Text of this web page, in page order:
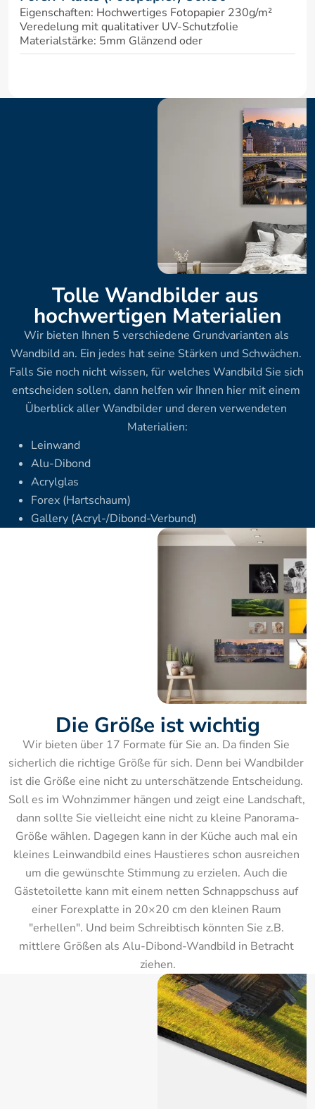
Eigenschaften: Hochwertiges Fotopapier 230g/m²
Veredelung mit qualitativer UV-Schutzfolie
Materialstärke: 5mm Glänzend oder
Tolle Wandbilder aus
hochwertigen Materialien
Wir bieten Ihnen 5 verschiedene Grundvarianten als
Wandbild an. Ein jedes hat seine Stärken und Schwächen.
Falls Sie noch nicht wissen, für welches Wandbild Sie sich
entscheiden sollen, dann helfen wir Ihnen hier mit einem
Überblick aller Wandbilder und deren verwendeten
Materialien:
Leinwand
Alu-Dibond
Acrylglas
Forex (Hartschaum)
Gallery (Acryl-/Dibond-Verbund)
Die Größe ist wichtig
Wir bieten über 17 Formate für Sie an. Da finden Sie
sicherlich die richtige Größe für sich. Denn bei Wandbilder
ist die Größe eine nicht zu unterschätzende Entscheidung.
Soll es im Wohnzimmer hängen und zeigt eine Landschaft,
dann sollte Sie vielleicht eine nicht zu kleine Panorama-
Größe wählen. Dagegen kann in der Küche auch mal ein
kleines Leinwandbild eines Haustieres schon ausreichen
um die gewünschte Stimmung zu erzielen. Auch die
Gästetoilette kann mit einem netten Schnappschuss auf
einer Forexplatte in 20×20 cm den kleinen Raum
"erhellen". Und beim Schreibtisch könnten Sie z.B.
mittlere Größen als Alu-Dibond-Wandbild in Betracht
ziehen.